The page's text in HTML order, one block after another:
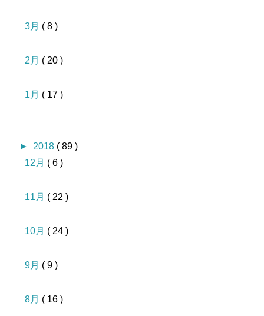
3月 ( 8 )
2月 ( 20 )
1月 ( 17 )
► 2018 ( 89 )
12月 ( 6 )
11月 ( 22 )
10月 ( 24 )
9月 ( 9 )
8月 ( 16 )